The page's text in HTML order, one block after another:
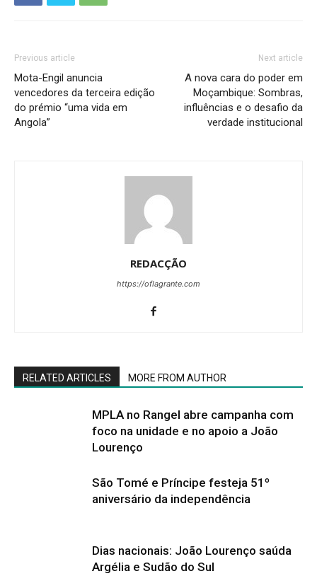
Previous article
Mota-Engil anuncia
vencedores da terceira edição
do prémio “uma vida em
Angola”
Next article
A nova cara do poder em
Moçambique: Sombras,
influências e o desafio da
verdade institucional
REDACÇÃO
https://oflagrante.com
RELATED ARTICLES MORE FROM AUTHOR
MPLA no Rangel abre campanha com
foco na unidade e no apoio a João
Lourenço
São Tomé e Príncipe festeja 51º
aniversário da independência
Dias nacionais: João Lourenço saúda
Argélia e Sudão do Sul